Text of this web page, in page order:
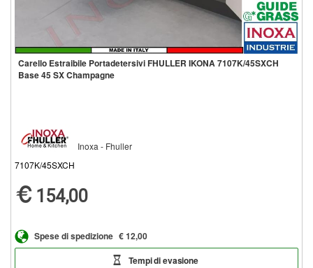
Carello Estraibile Portadetersivi FHULLER IKONA 7107K/45SXCH
Base 45 SX Champagne
Inoxa - Fhuller
7107K/45SXCH
154,00
Spese di spedizione € 12,00
Tempi di evasione